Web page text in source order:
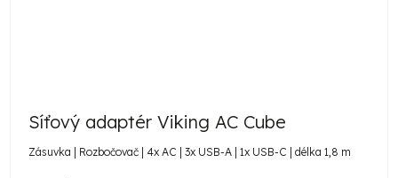
Síťový adaptér Viking AC Cube
Zásuvka | Rozbočovač | 4x AC | 3x USB-A | 1x USB-C | délka 1,8 m